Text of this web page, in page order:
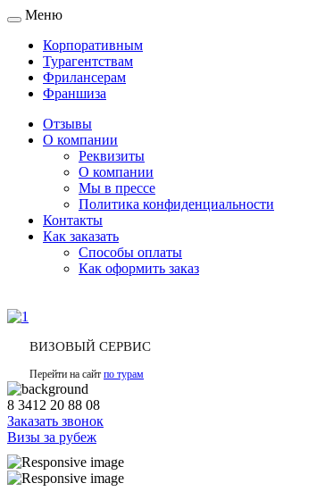
Toggle
navigation
Меню
Корпоративным
Турагентствам
Фрилансерам
Франшиза
Отзывы
О компании
Реквизиты
О компании
Мы в прессе
Политика конфиденциальности
Контакты
Как заказать
Способы оплаты
Как оформить заказ
ВИЗОВЫЙ СЕРВИС
Перейти на сайт по турам
8 3412 20 88 08
Заказать звонок
Визы за рубеж